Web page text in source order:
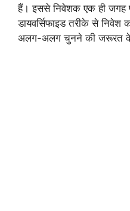
हैं। इससे निवेशक एक ही जगह
डायवर्सिफाइड तरीके से निवेश
अलग-अलग चुनने की जरूरत